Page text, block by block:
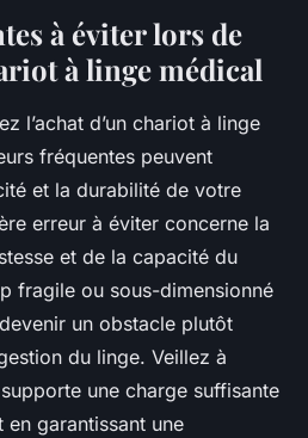
à éviter lors de
à linge médical
l’achat d’un chariot à linge
fréquentes peuvent
et la durabilité de votre
erreur à éviter concerne la
et de la capacité du
fragile ou sous-dimensionné
un obstacle plutôt
du linge. Veillez à
une charge suffisante
garantissant une